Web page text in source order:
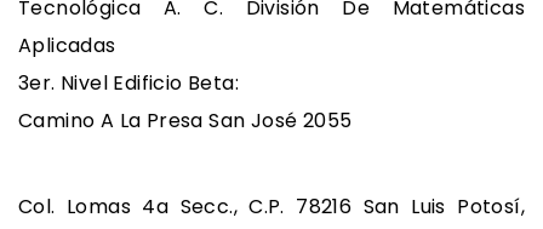
Tecnológica A. C. División De Matemáticas
Aplicadas
3er. Nivel Edificio Beta:
Camino A La Presa San José 2055
Col. Lomas 4a Secc., C.P. 78216 San Luis Potosí,